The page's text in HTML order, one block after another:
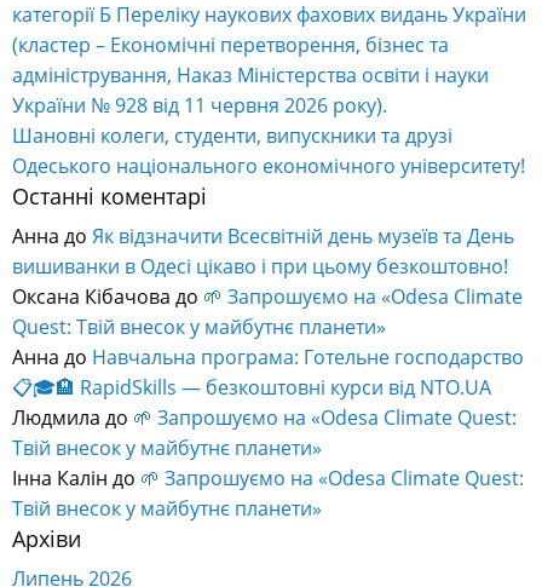
категорії Б Переліку наукових фахових видань України
(кластер – Економічні перетворення, бізнес та
адміністрування, Наказ Міністерства освіти і науки
України № 928 від 11 червня 2026 року).
Шановні колеги, студенти, випускники та друзі
Одеського національного економічного університету!
Останні коментарі
Анна до Як відзначити Всесвітній день музеїв та День
вишиванки в Одесі цікаво і при цьому безкоштовно!
Оксана Кібачова до 🌱 Запрошуємо на «Odesa Climate
Quest: Твій внесок у майбутнє планети»
Анна до Навчальна програма: Готельне господарство
📋🎓🏨 RapidSkills — безкоштовні курси від NTO.UA
Людмила до 🌱 Запрошуємо на «Odesa Climate Quest:
Твій внесок у майбутнє планети»
Інна Калін до 🌱 Запрошуємо на «Odesa Climate Quest:
Твій внесок у майбутнє планети»
Архіви
Липень 2026